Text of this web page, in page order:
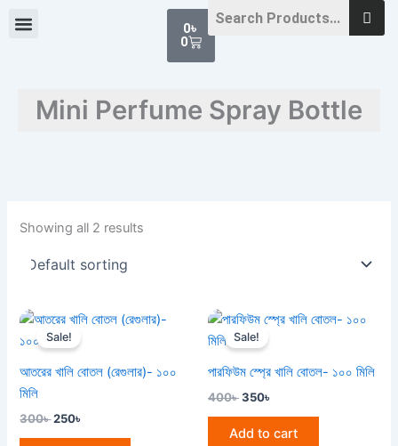
0৳
0
Cart
Mini Perfume Spray Bottle
Showing all 2 results
Sale!
আতরের খালি বোতল (রেগুলার)- ১০০
মিলি
300৳
Original
price
was:
250৳
Current
Sale!
পারফিউম স্প্রে খালি বোতল- ১০০ মিলি
400৳
Original
price
was:
350৳
Current
price
Add to cart